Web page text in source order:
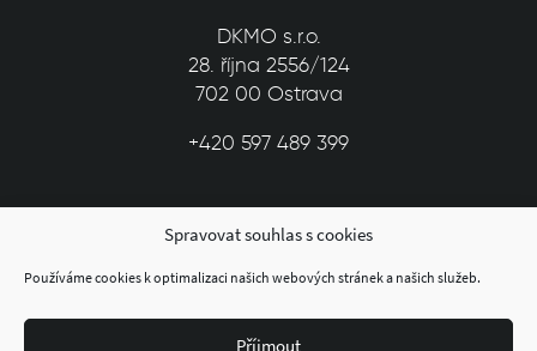
Spravovat souhlas s cookies
Používáme cookies k optimalizaci našich webových stránek a našich služeb.
Příjmout
DKMO s.r.o.
28. října 2556/124
702 00 Ostrava
+420 597 489 399